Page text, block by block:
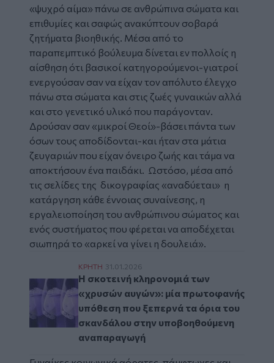
«ψυχρό αίμα» πάνω σε ανθρώπινα σώματα και
επιθυμίες και σαφώς ανακύπτουν σοβαρά
ζητήματα βιοηθικής. Μέσα από το
παραπεμπτικό βούλευμα δίνεται εν πολλοίς η
αίσθηση ότι βασικοί κατηγορούμενοι-γιατροί
ενεργούσαν σαν να είχαν τον απόλυτο έλεγχο
πάνω στα σώματα και στις ζωές γυναικών αλλά
και στο γενετικό υλικό που παράγονταν.
Δρούσαν σαν «μικροί Θεοί»-βάσει πάντα των
όσων τους αποδίδονται-και ήταν στα μάτια
ζευγαριών που είχαν όνειρο ζωής και τάμα να
αποκτήσουν ένα παιδάκι. Ωστόσο, μέσα από
τις σελίδες της δικογραφίας «αναδύεται» η
κατάργηση κάθε έννοιας συναίνεσης, η
εργαλειοποίηση του ανθρώπινου σώματος και
ενός συστήματος που φέρεται να αποδέχεται
σιωπηρά το «αρκεί να γίνει η δουλειά».
Η σκοτεινή κληρονομιά των «χρυσών
ΚΡΗΤΗ 31.01.2026
Η σκοτεινή κληρονομιά των
«χρυσών αυγών»: μία πρωτοφανής
υπόθεση που ξεπερνά τα όρια του
σκανδάλου στην υποβοηθούμενη
αναπαραγωγή